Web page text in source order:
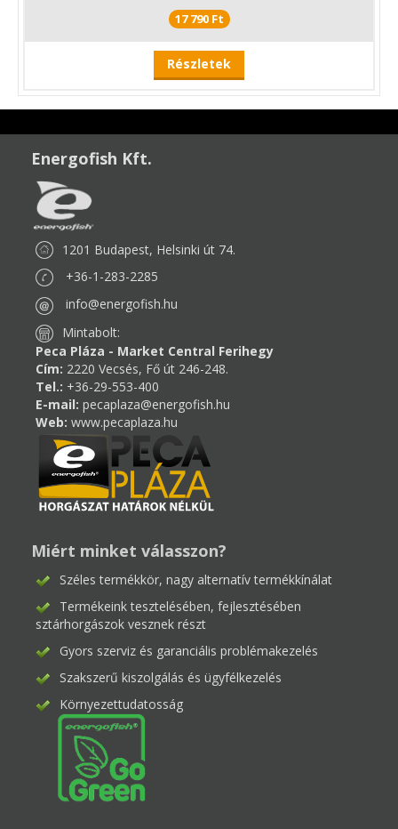
17 790 Ft
Részletek
Energofish Kft.
1201 Budapest, Helsinki út 74.
+36-1-283-2285
info@energofish.hu
Mintabolt:
Peca Pláza - Market Central Ferihegy
Cím: 2220 Vecsés, Fő út 246-248.
Tel.: +36-29-553-400
E-mail: pecaplaza@energofish.hu
Web: www.pecaplaza.hu
Miért minket válasszon?
Széles termékkör, nagy alternatív termékkínálat
Termékeink tesztelésében, fejlesztésében
sztárhorgászok vesznek részt
Gyors szerviz és garanciális problémakezelés
Szakszerű kiszolgálás és ügyfélkezelés
Környezettudatosság